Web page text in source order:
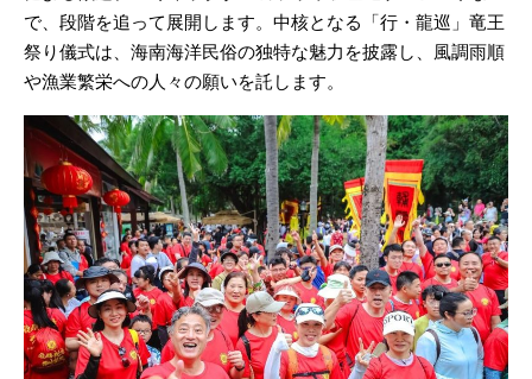
で、段階を追って展開します。中核となる「行・龍巡」竜王
祭り儀式は、海南海洋民俗の独特な魅力を披露し、風調雨順
や漁業繁栄への人々の願いを託します。